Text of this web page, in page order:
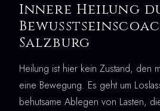
Innere Heilung
Salzburg
Heilung ist hier kein Zustand, den
eine Bewegung. Es geht um
behutsame Ablegen von Lasten,